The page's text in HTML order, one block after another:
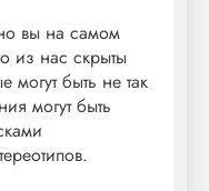
вы на самом
из нас скрыты
могут быть не так
могут быть